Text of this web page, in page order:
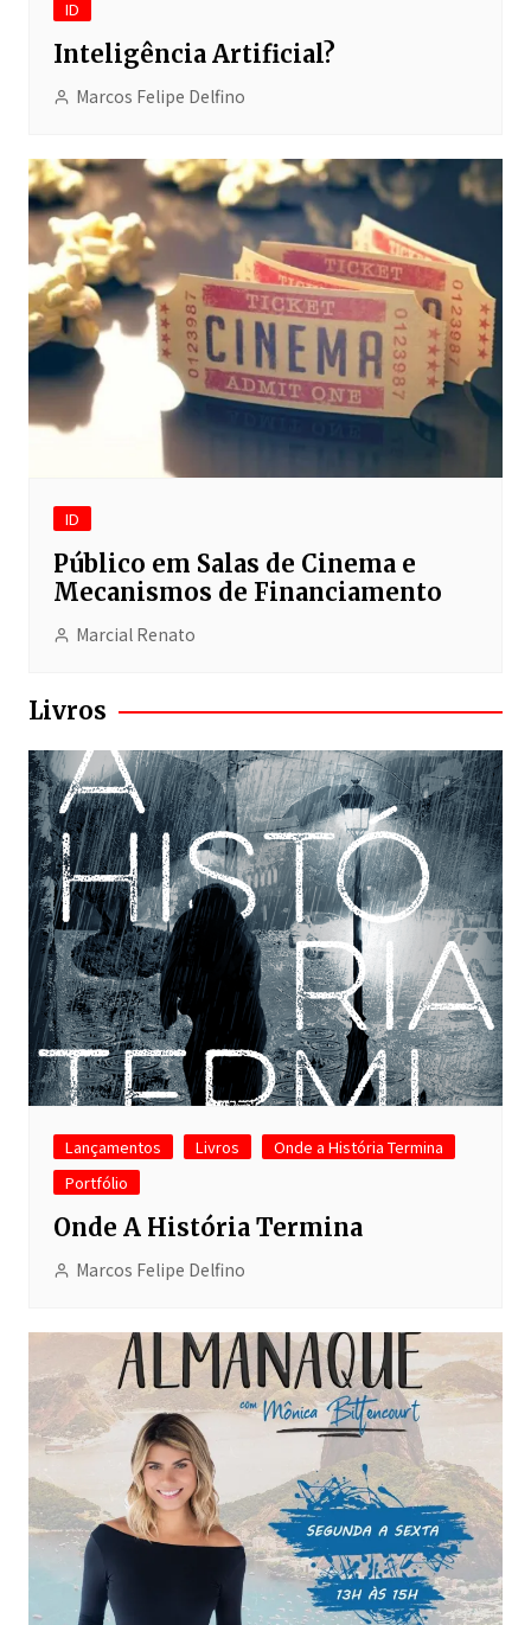
ID
Inteligência Artificial?
Marcos Felipe Delfino
ID
Público em Salas de Cinema e
Mecanismos de Financiamento
Marcial Renato
Livros
Lançamentos Livros
Onde a História Termina
Portfólio
Onde A História Termina
Marcos Felipe Delfino